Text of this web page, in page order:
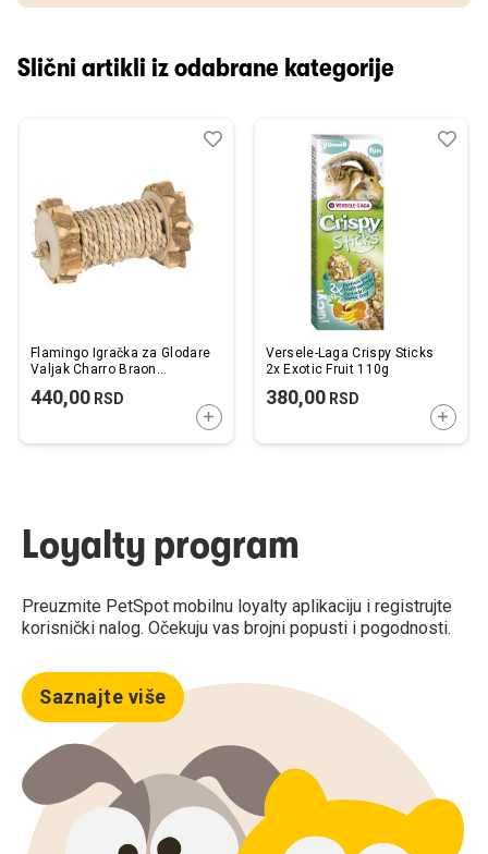
Slični artikli iz odabrane kategorije
Flamingo Igračka za Glodare
Valjak Charro Braon
440,00 RSD
DODAJTE U KORPU
Dodaj
Uporedi
Versele-Laga Crispy Sticks
2x Exotic Fruit 110g
380,00RSD
Loyalty program
Preuzmite PetSpot mobilnu loyalty aplikaciju i registrujte
korisnički nalog. Očekuju vas brojni popusti i pogodnosti.
Saznajte više